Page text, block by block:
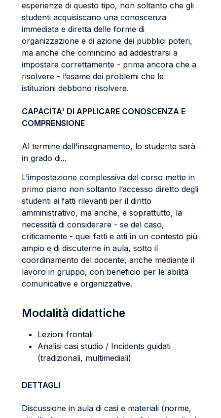
esperienze di questo tipo, non soltanto che gli
studenti acquisiscano una conoscenza
immediata e diretta delle forme di
organizzazione e di azione dei pubblici poteri,
ma anche che comincino ad addestrarsi a
impostare correttamente - prima ancora che a
risolvere - l’esame dei problemi che le
istituzioni debbono risolvere.
CAPACITA' DI APPLICARE CONOSCENZA E
COMPRENSIONE
Al termine dell'insegnamento, lo studente sarà
in grado di...
L’impostazione complessiva del corso mette in
primo piano non soltanto l’accesso diretto degli
studenti ai fatti rilevanti per il diritto
amministrativo, ma anche, e soprattutto, la
necessità di considerare - se del caso,
criticamente - quei fatti e atti in un contesto più
ampio e di discuterne in aula, sotto il
coordinamento del docente, anche mediante il
lavoro in gruppo, con beneficio per le abilità
comunicative e organizzative.
Modalità didattiche
Lezioni frontali
Analisi casi studio / Incidents guidati
(tradizionali, multimediali)
DETTAGLI
Discussione in aula di casi e materiali (norme,